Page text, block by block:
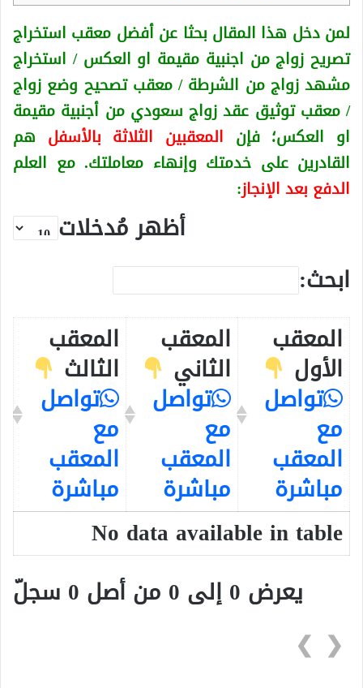
لمن دخل هذا المقال بحثا عن أفضل معقب استخراج
تصريح زواج من اجنبية مقيمة او العكس/ استخراج
مشهد زواج من الشرطة / معقب تصحيح وضع زواج
/ معقب توثيق عقد زواج سعودي من أجنبية مقيمة
او العكس؛ فإن المعقبين الثلاثة بالأسفل هم
القادرين على خدمتك وإنهاء معاملتك. مع العلم
الدفع بعد الإنجاز:
أظهر مُدخلات
ابحث:
المعقب
الأول
تواصل
مع
المعقب
مباشرة
المعقب
الثاني
تواصل
مع
المعقب
مباشرة
المعقب
الثالث
تواصل
مع
المعقب
مباشرة
No data available in table
يعرض 0 إلى 0 من أصل 0 سجلّ
❮
❯